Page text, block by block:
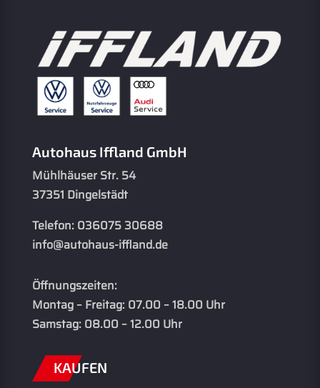
Autohaus Iffland GmbH
Mühlhäuser Str. 54
37351 Dingelstädt
Telefon: 036075 30688
info@autohaus-iffland.de
Öffnungszeiten:
Montag – Freitag: 07.00 – 18.00 Uhr
Samstag: 08.00 – 12.00 Uhr
KAUFEN